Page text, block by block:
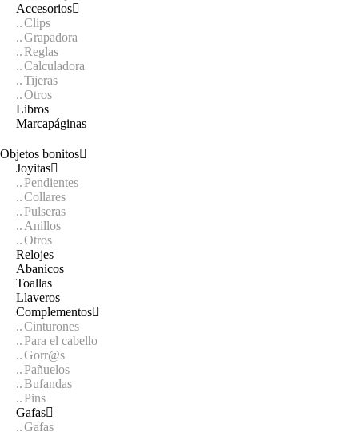
Accesorios
Clips
Grapadora
Reglas
Calculadora
Tijeras
Otros
Libros
Marcapáginas
Objetos bonitos
Joyitas
Pendientes
Collares
Pulseras
Anillos
Otros
Relojes
Abanicos
Toallas
Llaveros
Complementos
Cinturones
Para el cabello
Gorr@s
Pañuelos
Bufandas
Pins
Gafas
Gafas